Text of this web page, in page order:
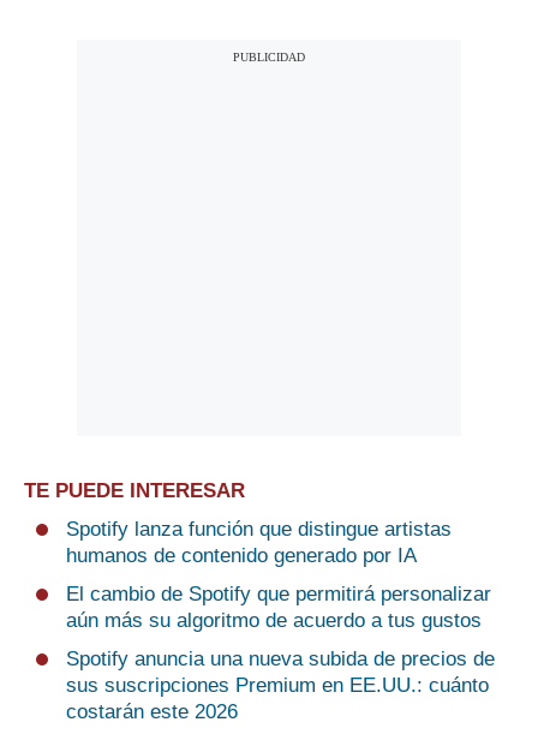
TE PUEDE INTERESAR
Spotify lanza función que distingue artistas
humanos de contenido generado por IA
El cambio de Spotify que permitirá personalizar
aún más su algoritmo de acuerdo a tus gustos
Spotify anuncia una nueva subida de precios de
sus suscripciones Premium en EE.UU.: cuánto
costarán este 2026